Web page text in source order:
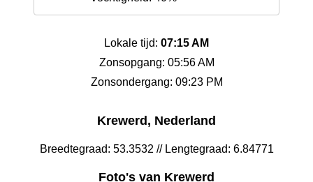
Lokale tijd: 07:15 AM
Zonsopgang: 05:56 AM
Zonsondergang: 09:23 PM
Krewerd, Nederland
Breedtegraad: 53.3532 // Lengtegraad: 6.84771
Foto's van Krewerd